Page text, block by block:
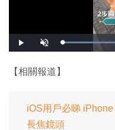
播
放
開
啟
【相關報道】
iOS用戶必睇
長焦鏡頭